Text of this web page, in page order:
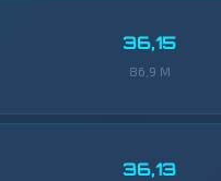
36,15
86,9 M
36,13